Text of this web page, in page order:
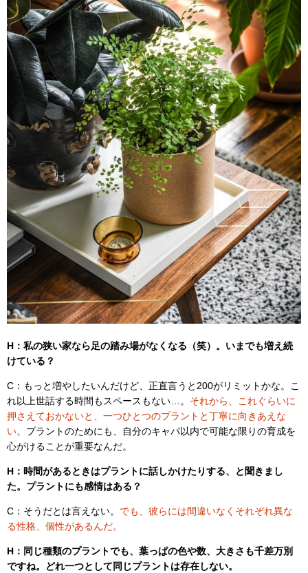
H：私の狭い家なら足の踏み場がなくなる（笑）。いまでも増え続
けている？
C：もっと増やしたいんだけど、正直言うと200がリミットかな。こ
れ以上世話する時間もスペースもない…。 それから、これぐらいに
押さえておかないと、一つひとつのプラントと丁寧に向きあえな
い。 プラントのためにも、自分のキャパ以内で可能な限りの育成を
心がけることが重要なんだ。
H：時間があるときはプラントに話しかけたりする、と聞きまし
た。プラントにも感情はある？
C：そうだとは言えない。 でも、彼らには間違いなくそれぞれ異な
る性格、個性があるんだ。
H：同じ種類のプラントでも、葉っぱの色や数、大きさも千差万別
ですね。どれ一つとして同じプラントは存在しない。